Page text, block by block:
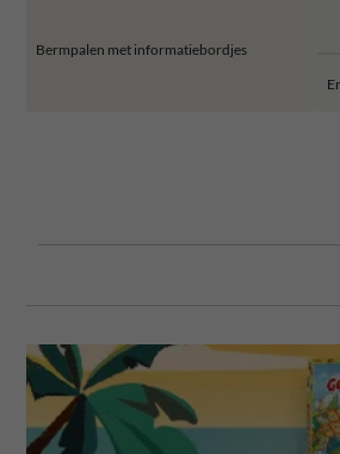
Bermpalen met informatiebordjes